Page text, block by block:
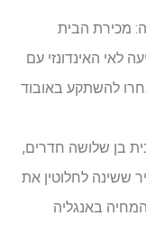
מכירת הבית
אלף אירו ונסיעה לאי האינדונזי עם
להשתקע באובוד
של 1,200 מ"ר עם בית בן שלושה חדרים,
ששינה לחלוטין את
באנגליה